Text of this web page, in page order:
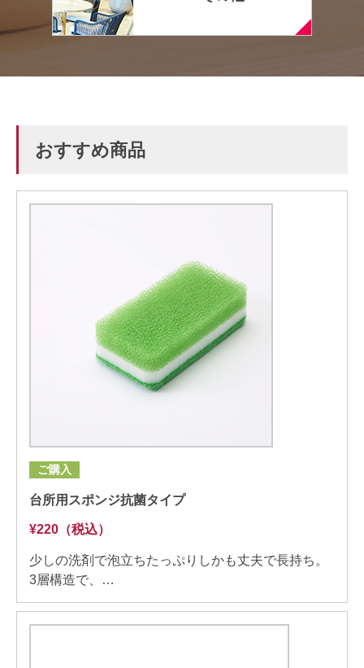
おすすめ商品
ご購入
台所用スポンジ抗菌タイプ
¥220（税込）
少しの洗剤で泡立ちたっぷりしかも丈夫で長持ち。
3層構造で、…